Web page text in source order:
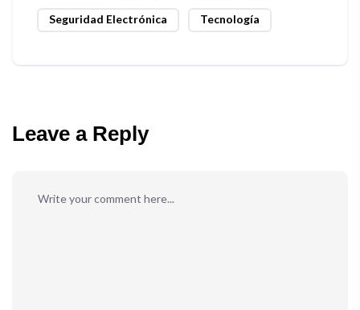
Seguridad Electrónica Tecnología
Leave a Reply